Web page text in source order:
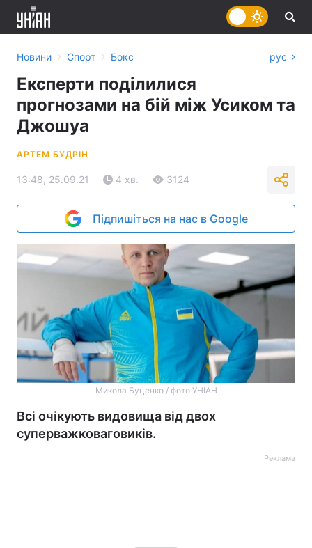
Новини › Спорт › Бокс рус
Експерти поділилися
прогнозами на бій між Усиком та
Джошуа
АРТЕМ БУДРІН
13:48, 25.09.21 4 хв. 3124
Підпишіться на нас в Google
Микола Буценко / фото УНІАН
Всі очікують видовища від двох
суперважковаговиків.
Реклама